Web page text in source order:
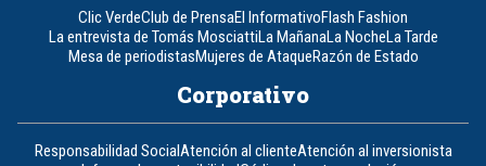
Clic VerdeClub de PrensaEl InformativoFlash Fashion
La entrevista de Tomás MosciattiLa MañanaLa NocheLa Tarde
Mesa de periodistasMujeres de AtaqueRazón de Estado
Corporativo
Responsabilidad SocialAtención al clienteAtención al inversionista